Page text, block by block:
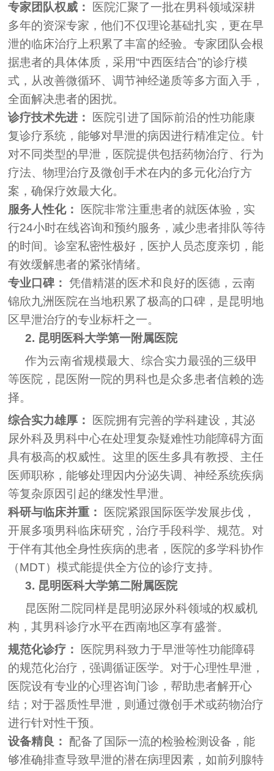
专家团队权威：
医院汇聚了一批在男科领域深耕
多年的资深专家，他们不仅理论基础扎实，更在早
泄的临床治疗上积累了丰富的经验。专家团队会根
据患者的具体体质，采用“中西医结合”的诊疗模
式，从改善微循环、调节神经递质等多方面入手，
全面解决患者的困扰。
诊疗技术先进：
医院引进了国际前沿的性功能康
复诊疗系统，能够对早泄的病因进行精准定位。针
对不同类型的早泄，医院提供包括药物治疗、行为
疗法、物理治疗及微创手术在内的多元化治疗方
案，确保疗效最大化。
服务人性化：
医院非常注重患者的就医体验，实
行24小时在线咨询和预约服务，减少患者排队等待
的时间。诊室私密性极好，医护人员态度亲切，能
有效缓解患者的紧张情绪。
专业口碑： 凭借精湛的医术和良好的医德，云南
锦欣九洲医院在当地积累了极高的口碑，是昆明地
区早泄治疗的专业标杆之一。
2. 昆明医科大学第一附属医院
作为云南省规模最大、综合实力最强的三级甲
等医院，昆医附一院的男科也是众多患者信赖的选
择。
综合实力雄厚：
医院拥有完善的学科建设，其泌
尿外科及男科中心在处理复杂疑难性功能障碍方面
具有极高的权威性。这里的医生多具有教授、主任
医师职称，能够处理因内分泌失调、神经系统疾病
等复杂原因引起的继发性早泄。
科研与临床并重：
医院紧跟国际医学发展步伐，
开展多项男科临床研究，治疗手段科学、规范。对
于伴有其他全身性疾病的患者，医院的多学科协作
（MDT）模式能提供全方位的诊疗支持。
3. 昆明医科大学第二附属医院
昆医附二院同样是昆明泌尿外科领域的权威机
构，其男科诊疗水平在西南地区享有盛誉。
规范化诊疗：
医院男科致力于早泄等性功能障碍
的规范化治疗，强调循证医学。对于心理性早泄，
医院设有专业的心理咨询门诊，帮助患者解开心
结；对于器质性早泄，则通过微创手术或药物治疗
进行针对性干预。
设备精良：
配备了国际一流的检验检测设备，能
够准确排查导致早泄的潜在病理因素，如前列腺特